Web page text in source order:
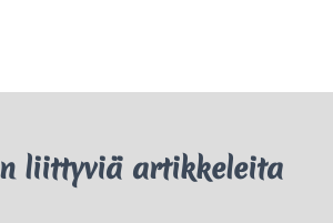
liittyviä artikkeleita